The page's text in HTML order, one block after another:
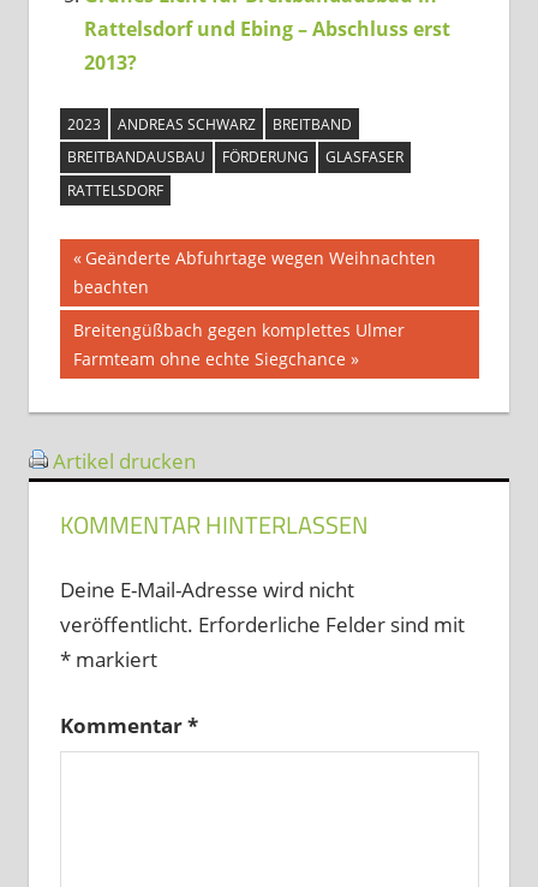
Rattelsdorf und Ebing – Abschluss erst
2013?
2023 ANDREAS SCHWARZ
BREITBAND
BREITBANDAUSBAU
FÖRDERUNG
GLASFASER
RATTELSDORF
Beitragsnavigation
Vorheriger
Beitrag:
Geänderte Abfuhrtage wegen Weihnachten
beachten
Nächster
Beitrag:
Breitengüßbach gegen komplettes Ulmer
Farmteam ohne echte Siegchance
Artikel drucken
KOMMENTAR HINTERLASSEN
Deine E-Mail-Adresse wird nicht
veröffentlicht. Erforderliche Felder sind mit
*markiert
Kommentar*